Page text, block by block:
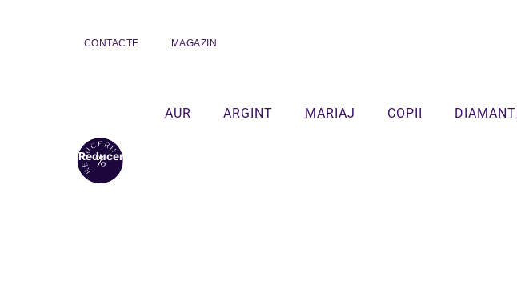
CONTACTE MAGAZIN
AUR ARGINT MARIAJ COPII
Reduceri!